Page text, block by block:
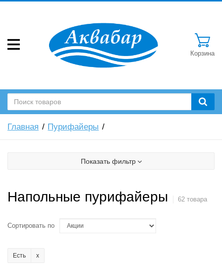
Корзина
Главная Пурифайеры
Показать фильтр
Напольные пурифайеры 62 товара
Сортировать по
Есть